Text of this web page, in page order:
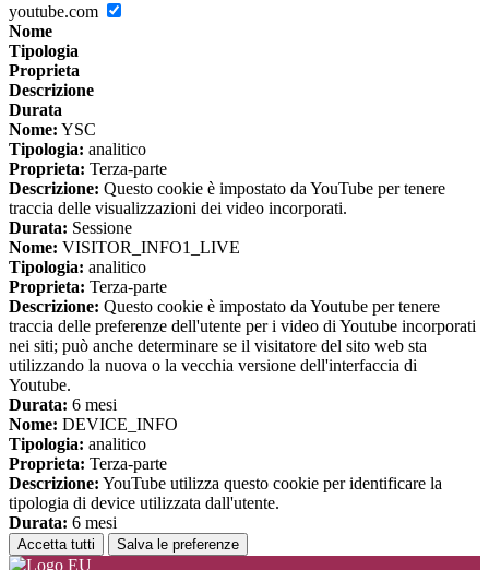
youtube.com
Nome
Tipologia
Proprieta
Descrizione
Durata
Nome: YSC
Tipologia: analitico
Proprieta: Terza-parte
Descrizione: Questo cookie è impostato da YouTube per tenere
traccia delle visualizzazioni dei video incorporati.
Durata: Sessione
Nome: VISITOR_INFO1_LIVE
Tipologia: analitico
Proprieta: Terza-parte
Descrizione: Questo cookie è impostato da Youtube per tenere
traccia delle preferenze dell'utente per i video di Youtube incorporati
nei siti; può anche determinare se il visitatore del sito web sta
utilizzando la nuova o la vecchia versione dell'interfaccia di
Youtube.
Durata: 6 mesi
Nome: DEVICE_INFO
Tipologia: analitico
Proprieta: Terza-parte
Descrizione: YouTube utilizza questo cookie per identificare la
tipologia di device utilizzata dall'utente.
Durata: 6 mesi
Accetta tutti Salva le preferenze